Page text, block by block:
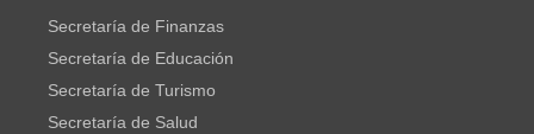
Secretaría de Finanzas
Secretaría de Educación
Secretaría de Turismo
Secretaría de Salud